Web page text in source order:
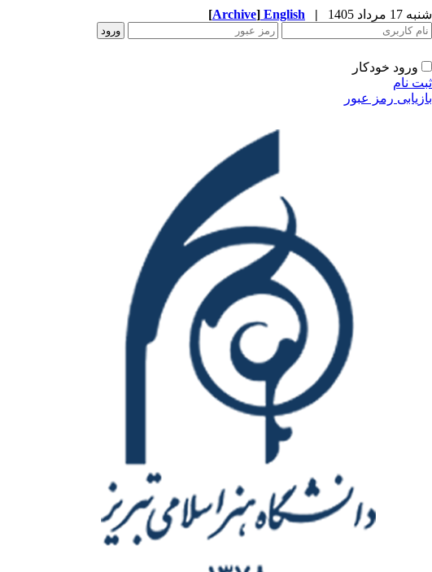
شنبه 17 مرداد 1405 |
English
[Archive]
ورود خودکار
ثبت نام
بازیابی رمز عبور